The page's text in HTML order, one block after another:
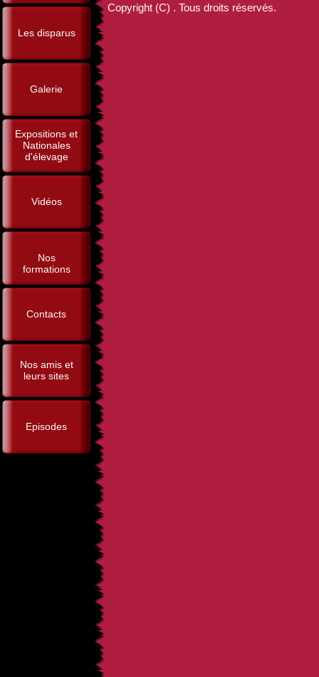
Les disparus
Galerie
Expositions et
Nationales
d'élevage
Vidéos
Nos
formations
Contacts
Nos amis et
leurs sites
Episodes
Copyright (C) . Tous droits réservés.